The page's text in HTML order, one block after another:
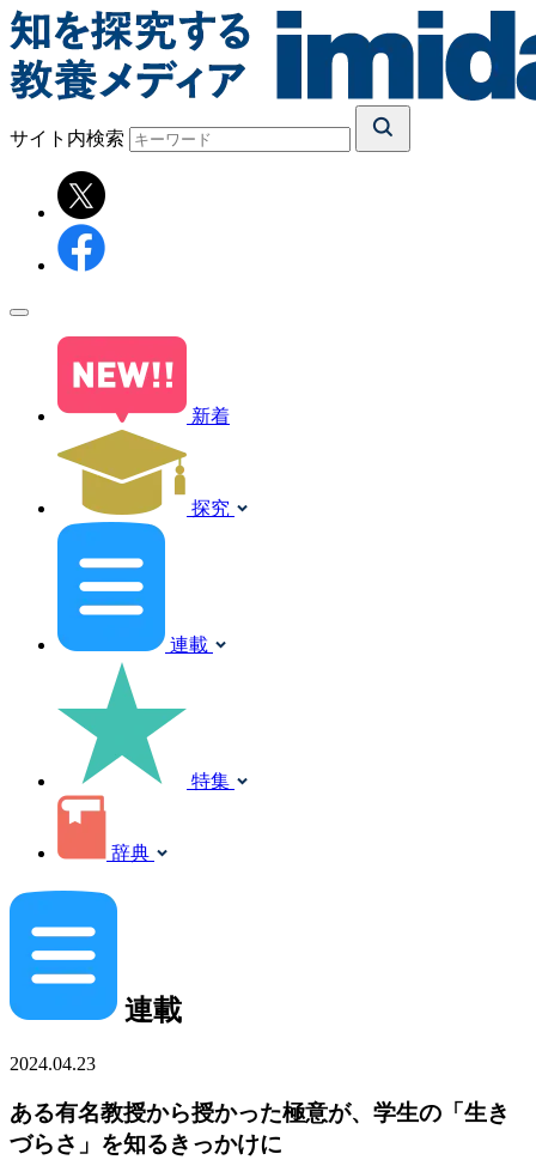
サイト内検索
新着
探究
連載
特集
辞典
連載
2024.04.23
ある有名教授から授かった極意が、学生の「生き
づらさ」を知るきっかけに